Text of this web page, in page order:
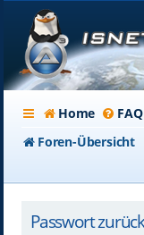
Home FAQ
Foren-Übersicht
Passwort